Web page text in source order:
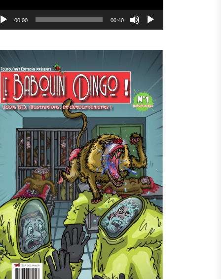
00:00 00:40